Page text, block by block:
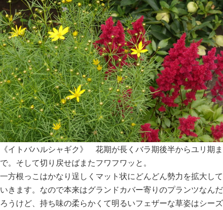
《イトバハルシャギク》 花期が長くバラ期後半からユリ期ま
で。そして切り戻せばまたフワフワッと。
一方根っこはかなり逞しくマット状にどんどん勢力を拡大して
いきます。なので本来はグランドカバー寄りのプランツなんだ
ろうけど、持ち味の柔らかくて明るいフェザーな草姿はシーズ